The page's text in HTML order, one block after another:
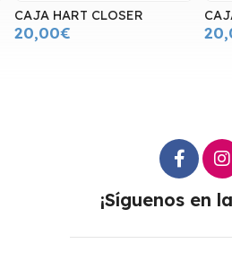
CAJA HART CLOSER
20,00€
¡Síguenos en